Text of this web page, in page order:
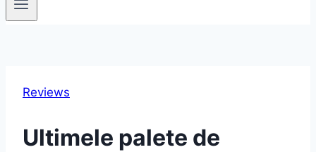
Reviews
Ultimele palete de